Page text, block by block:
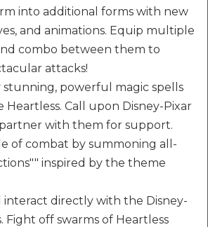
into additional forms with new
and animations. Equip multiple
combo between them to
attacks!
stunning, powerful magic spells
Call upon Disney-Pixar
with them for support.
of combat by summoning all-
inspired by the theme
interact directly with the Disney-
Fight off swarms of Heartless